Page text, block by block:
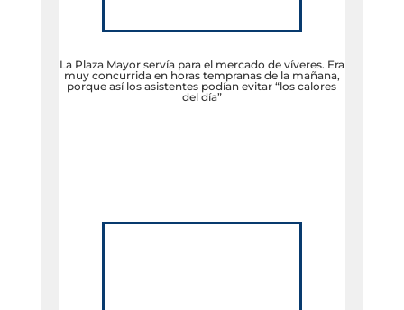
La Plaza Mayor servía para el mercado de víveres. Era
muy concurrida en horas tempranas de la mañana,
porque así los asistentes podían evitar “los calores
del día”